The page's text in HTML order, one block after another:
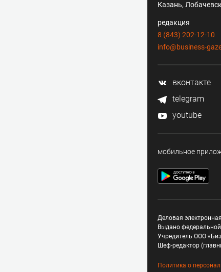
Казань,
редакция
8 (843) 202-12-10
info@business-
вконтакте
telegram
youtube
мобильное
Деловая
Выдано
Учредитель ООО
Шеф-редактор
Политика о